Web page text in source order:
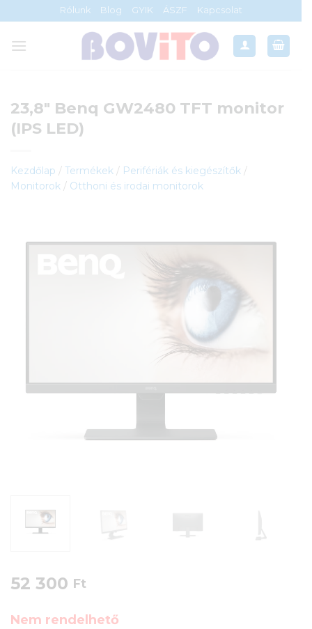
to
content
Rólunk Blog GYIK ÁSZF Kapcsolat
23,8″ Benq GW2480 TFT monitor
(IPS LED)
Kezdőlap / Termékek / Perifériák és kiegészítők /
Monitorok / Otthoni és irodai monitorok
52 300 Ft
Nem rendelhető